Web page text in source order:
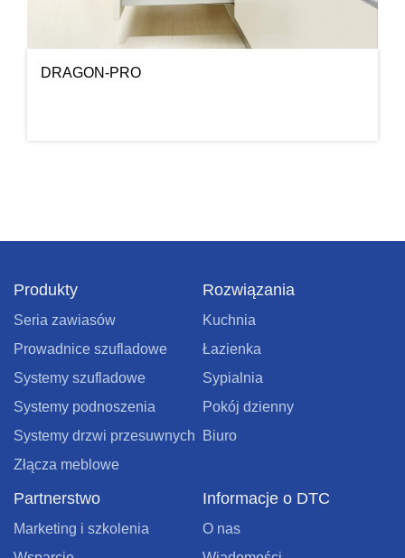
DRAGON-PRO
Produkty
Seria zawiasów
Prowadnice szufladowe
Systemy szufladowe
Systemy podnoszenia
Systemy drzwi przesuwnych
Złącza meblowe
Rozwiązania
Kuchnia
Łazienka
Sypialnia
Pokój dzienny
Biuro
Partnerstwo
Marketing i szkolenia
Informacje o DTC
O nas